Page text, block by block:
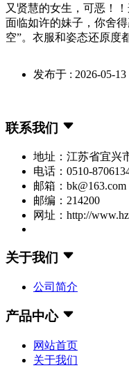
又贤慧的女生，可恶！
面临如许的妹子，你舍
空”。衣服和姿态还原度
发布于 : 2026-05-13
联系我们
地址：江苏省宜兴
电话：0510-
邮箱：bk@163.com
邮编：214200
网址：http://
关于我们
公司简介
产品中心
网站首页
关于我们